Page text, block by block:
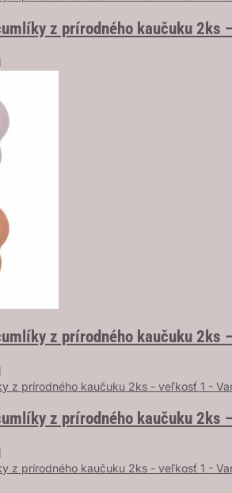
z prírodného kaučuku
z prírodného kaučuku
z prírodného kaučuku